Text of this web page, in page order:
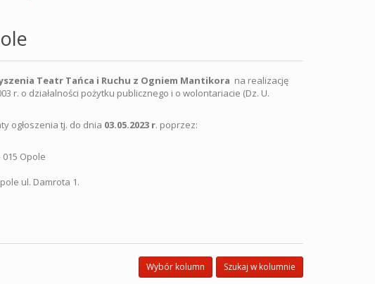
Teatr Tańca i Ruchu z Ogniem Mantikora na realizację
r. o działalności pożytku publicznego i o wolontariacie (Dz. U.
ogłoszenia tj. do dnia 03.05.2023 r. poprzez:
Opole
ul. Damrota 1.
Szukaj w kolumnie
Wybór kolumn